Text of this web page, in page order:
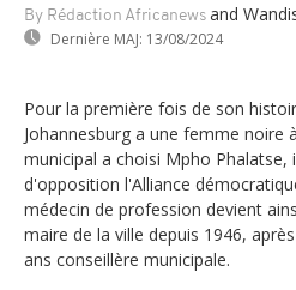
By Rédaction Africanews and
Dernière MAJ: 13/08/2024
Pour la première fois de son
Johannesburg a une femme noire
municipal a choisi Mpho Phalatse,
d'opposition l'Alliance
médecin de profession devient
maire de la ville depuis 1946,
ans conseillère municipale.